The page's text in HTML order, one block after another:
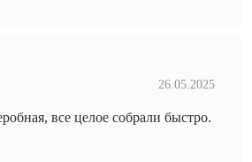
26.05.2025
все целое собрали быстро.